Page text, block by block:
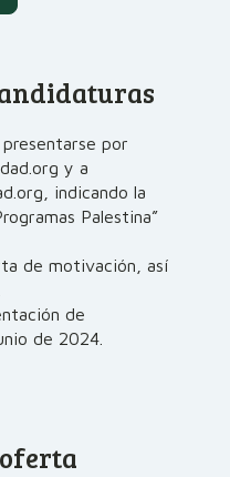
por
y a
indicando la
Palestina”
de motivación, así
de
de 2024.